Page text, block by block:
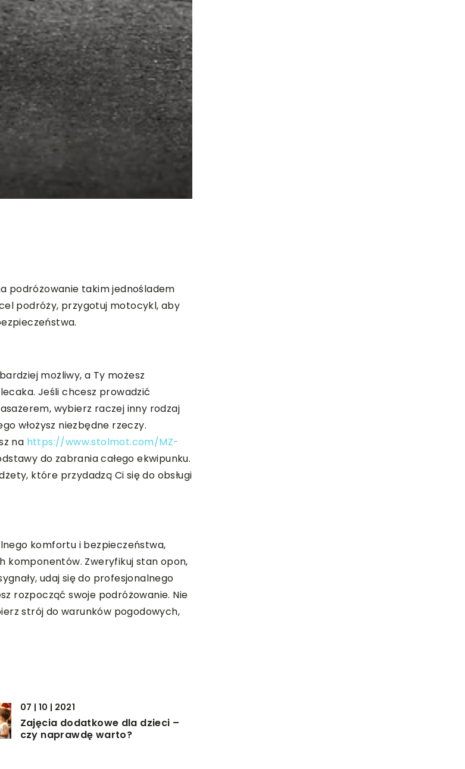
podróżowanie takim jednośladem
podróży, przygotuj motocykl, aby
możliwy, a Ty możesz
Jeśli chcesz prowadzić
wybierz raczej inny rodzaj
włożysz niezbędne rzeczy.
na https://www.stolmot.com/MZ-
do zabrania całego ekwipunku.
które przydadzą Ci się do obsługi
komfortu i bezpieczeństwa,
komponentów. Zweryfikuj stan opon,
udaj się do profesjonalnego
rozpocząć swoje podróżowanie. Nie
strój do warunków pogodowych,
07 | 10 | 2021
Zajęcia dodatkowe dla dzieci –
czy naprawdę warto?